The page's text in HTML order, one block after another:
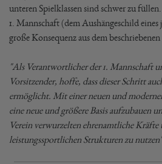
unteren Spielklassen sind schwer zu
1. Mannschaft (dem Aushängeschild eines
große Konsequenz aus dem
"Als Verantwortlicher der 1. Mannschaft
Vorsitzender, hoffe, dass dieser Schritt
ermöglicht. Mit einer neuen und
eine neue und größere Basis aufzubauen
Verein verwurzelten ehrenamtliche Kräfte
leistungssportlichen Strukturen zu nutzen"